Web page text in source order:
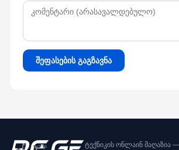
შეფასების გაგზავნა
ტექნიკის ონლაინ მაღაზია